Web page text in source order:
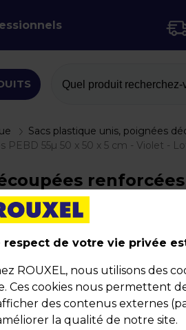
Quel produit recherchez-
Sacs plastique unis, poignées
55µ 50 x 50 x 5 cm - Violet -
renforcées
Sac plastique
55µ 50 x 50 x 5
Code :1359
Couleur : Violet
respect de votre vie privée
ROUXEL, nous utilisons des
Ces cookies nous permettent
des contenus externes
la qualité de notre site.